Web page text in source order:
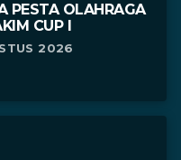
PESTA OLAHRAGA
CUP I
2026